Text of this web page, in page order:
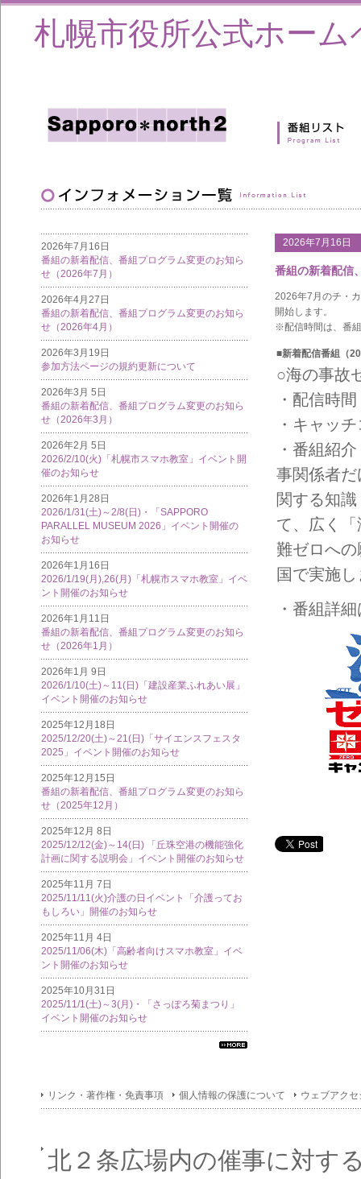
札幌市役所公式ホーム
2026年7月16日
番組の新着配信、番組プログラム変更のお知ら
せ（2026年7月）
2026年4月27日
番組の新着配信、番組プログラム変更のお知ら
せ（2026年4月）
2026年3月19日
参加方法ページの規約更新について
2026年3月 5日
番組の新着配信、番組プログラム変更のお知ら
せ（2026年3月）
2026年2月 5日
2026/2/10(火)「札幌市スマホ教室」イベント開
催のお知らせ
2026年1月28日
2026/1/31(土)～2/8(日)・「SAPPORO
PARALLEL MUSEUM 2026」イベント開催の
お知らせ
2026年1月16日
2026/1/19(月),26(月)「札幌市スマホ教室」イベ
ント開催のお知らせ
2026年1月11日
番組の新着配信、番組プログラム変更のお知ら
せ（2026年1月）
2026年1月 9日
2026/1/10(土)～11(日)「建設産業ふれあい展」
イベント開催のお知らせ
2025年12月18日
2025/12/20(土)～21(日)「サイエンスフェスタ
2025」イベント開催のお知らせ
2025年12月15日
番組の新着配信、番組プログラム変更のお知ら
せ（2025年12月）
2025年12月 8日
2025/12/12(金)～14(日) 「丘珠空港の機能強化
計画に関する説明会」イベント開催のお知らせ
2025年11月 7日
2025/11/11(火)介護の日イベント「介護ってお
もしろい」開催のお知らせ
2025年11月 4日
2025/11/06(木)「高齢者向けスマホ教室」イベ
ント開催のお知らせ
2025年10月31日
2025/11/1(土)～3(月)・「さっぽろ菊まつり」
イベント開催のお知らせ
フォ
メー
覧
2026年7月16日
番組の新着配信
2026年7月のチ・
開始します。
※配信時間は、番
■新着配信番組（
○海の事故
・配信時
・キャッ
・番組紹
事関係者
関する知
て、広く
難ゼロへ
国で実施
・ 番組詳
リンク・著作権・免責事項 個人情報の保護について ウェブアク
北２条広場内の催事に対す